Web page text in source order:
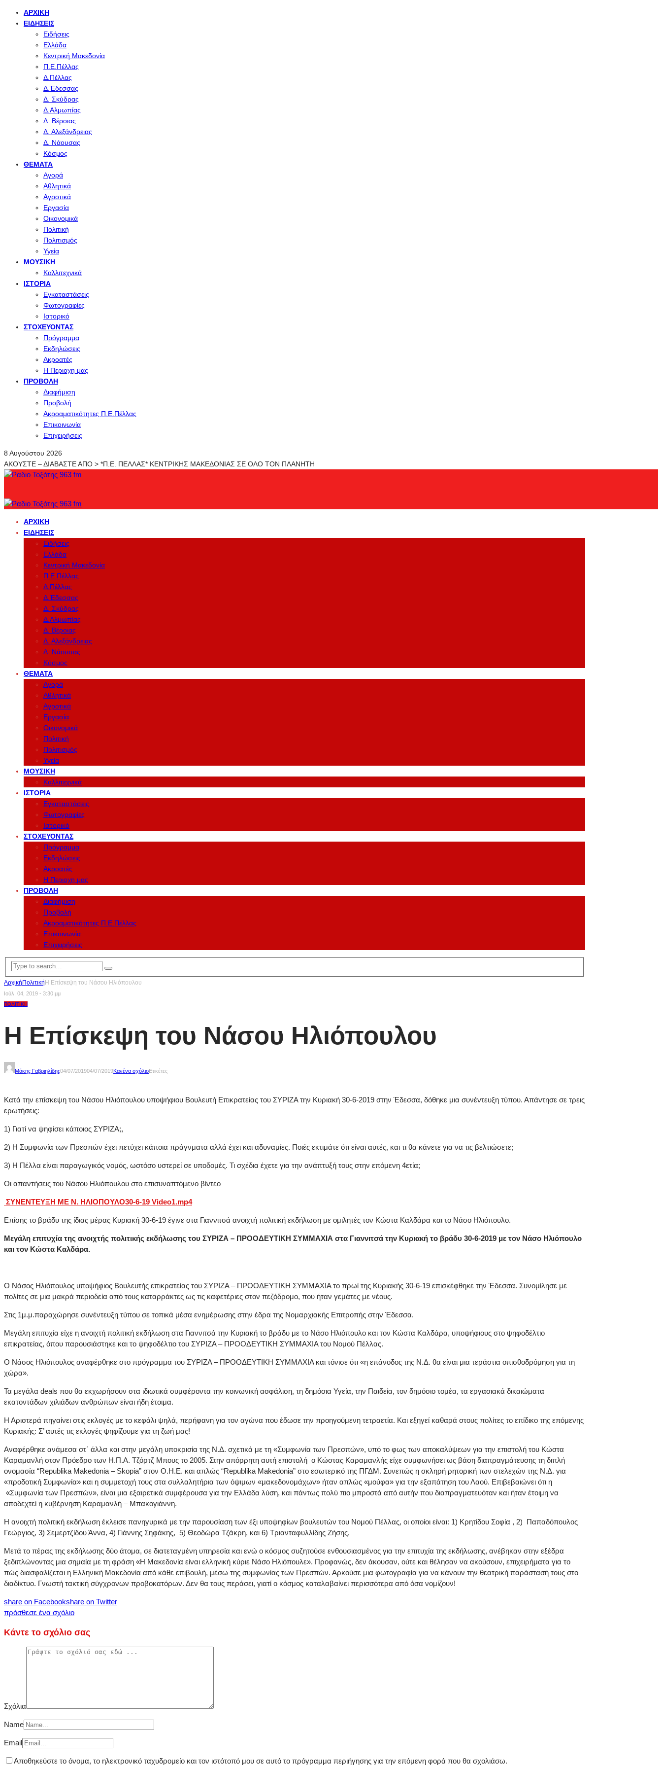
ΑΡΧΙΚΉ
ΕΙΔΉΣΕΙΣ
Ειδήσεις
Ελλάδα
Κεντρική Μακεδονία
Π.Ε.Πέλλας
Δ.Πέλλας
Δ.Έδεσσας
Δ. Σκύδρας
Δ.Αλμωπίας
Δ. Βέροιας
Δ. Αλεξάνδρειας
Δ. Νάουσας
Κόσμος
ΘΈΜΑΤΑ
Αγορά
Αθλητικά
Αγροτικά
Εργασία
Οικονομικά
Πολιτική
Πολιτισμός
Υγεία
ΜΟΥΣΙΚΉ
Καλλιτεχνικά
ΙΣΤΟΡΊΑ
Εγκαταστάσεις
Φωτογραφίες
Ιστορικό
ΣΤΟΧΕΎΟΝΤΑΣ
Πρόγραμμα
Εκδηλώσεις
Ακροατές
Η Περιοχη μας
ΠΡΟΒΟΛΉ
Διαφήμιση
Προβολή
Ακροαματικότητες Π.Ε.Πέλλας
Επικοινωνία
Επιχειρήσεις
8 Αυγούστου 2026
ΑΚΟΥΣΤΕ – ΔΙΑΒΑΣΤΕ ΑΠΟ > *Π.Ε. ΠΕΛΛΑΣ* ΚΕΝΤΡΙΚΗΣ ΜΑΚΕΔΟΝΙΑΣ ΣΕ ΟΛΟ ΤΟΝ ΠΛΑΝΗΤΗ
ΑΡΧΙΚΉ
ΕΙΔΉΣΕΙΣ
Ειδήσεις
Ελλάδα
Κεντρική Μακεδονία
Π.Ε.Πέλλας
Δ.Πέλλας
Δ.Έδεσσας
Δ. Σκύδρας
Δ.Αλμωπίας
Δ. Βέροιας
Δ. Αλεξάνδρειας
Δ. Νάουσας
Κόσμος
ΘΈΜΑΤΑ
Αγορά
Αθλητικά
Αγροτικά
Εργασία
Οικονομικά
Πολιτική
Πολιτισμός
Υγεία
ΜΟΥΣΙΚΉ
Καλλιτεχνικά
ΙΣΤΟΡΊΑ
Εγκαταστάσεις
Φωτογραφίες
Ιστορικό
ΣΤΟΧΕΎΟΝΤΑΣ
Πρόγραμμα
Εκδηλώσεις
Ακροατές
Η Περιοχη μας
ΠΡΟΒΟΛΉ
Διαφήμιση
Προβολή
Ακροαματικότητες Π.Ε.Πέλλας
Επικοινωνία
Επιχειρήσεις
ΑρχικήΠολιτικήΗ Επίσκεψη του Νάσου Ηλιόπουλου
Ιούλ. 04, 2019 - 3:30 μμ
ΠΟΛΙΤΙΚΉ
Η Επίσκεψη του Νάσου Ηλιόπουλου
Μάκης Γαβριηλίδης04/07/201904/07/2019Κανένα σχόλιοΕτικέτες
Κατά την επίσκεψη του Νάσου Ηλιόπουλου υποψήφιου Βουλευτή Επικρατείας του ΣΥΡΙΖΑ την Κυριακή 30-6-2019 στην Έδεσσα, δόθηκε μια συνέντευξη τύπου. Απάντησε σε τρεις
ερωτήσεις:
1) Γιατί να ψηφίσει κάποιος ΣΥΡΙΖΑ;,
2) Η Συμφωνία των Πρεσπών έχει πετύχει κάποια πράγνματα αλλά έχει και αδυναμίες. Ποιές εκτιμάτε ότι είναι αυτές, και τι θα κάνετε για να τις βελτιώσετε;
3) Η Πέλλα είναι παραγωγικός νομός, ωστόσο υστερεί σε υποδομές. Τι σχέδια έχετε για την ανάπτυξή τους στην επόμενη 4ετία;
Οι απαντήσεις του Νάσου Ηλιόπουλου στο επισυναπτόμενο βίντεο
ΣΥΝΕΝΤΕΥΞΗ ΜΕ Ν. ΗΛΙΟΠΟΥΛΟ30-6-19 Video1.mp4
Επίσης το βράδυ της ίδιας μέρας Κυριακή 30-6-19 έγινε στα Γιαννιτσά ανοιχτή πολιτική εκδήλωση με ομιλητές τον Κώστα Καλδάρα και το Νάσο Ηλιόπουλο.
Μεγάλη επιτυχία της ανοιχτής πολιτικής εκδήλωσης του ΣΥΡΙΖΑ – ΠΡΟΟΔΕΥΤΙΚΗ ΣΥΜΜΑΧΙΑ στα Γιαννιτσά την Κυριακή το βράδυ 30-6-2019 με τον Νάσο Ηλιόπουλο
και τον Κώστα Καλδάρα.
Ο Νάσος Ηλιόπουλος υποψήφιος Βουλευτής επικρατείας του ΣΥΡΙΖΑ – ΠΡΟΟΔΕΥΤΙΚΗ ΣΥΜΜΑΧΙΑ το πρωί της Κυριακής 30-6-19 επισκέφθηκε την Έδεσσα. Συνομίλησε με
πολίτες σε μια μακρά περιοδεία από τους καταρράκτες ως τις καφετέριες στον πεζόδρομο, που ήταν γεμάτες με νέους.
Στις 1μ.μ.παραχώρησε συνέντευξη τύπου σε τοπικά μέσα ενημέρωσης στην έδρα της Νομαρχιακής Επιτροπής στην Έδεσσα.
Μεγάλη επιτυχία είχε η ανοιχτή πολιτική εκδήλωση στα Γιαννιτσά την Κυριακή το βράδυ με το Νάσο Ηλιόπουλο και τον Κώστα Καλδάρα, υποψήφιους στο ψηφοδέλτιο
επικρατείας, όπου παρουσιάστηκε και το ψηφοδέλτιο του ΣΥΡΙΖΑ – ΠΡΟΟΔΕΥΤΙΚΗ ΣΥΜΜΑΧΙΑ του Νομού Πέλλας.
Ο Νάσος Ηλιόπουλος αναφέρθηκε στο πρόγραμμα του ΣΥΡΙΖΑ – ΠΡΟΟΔΕΥΤΙΚΗ ΣΥΜΜΑΧΙΑ και τόνισε ότι «η επάνοδος της Ν.Δ. θα είναι μια τεράστια οπισθοδρόμηση για τη
χώρα».
Τα μεγάλα deals που θα εκχωρήσουν στα ιδιωτικά συμφέροντα την κοινωνική ασφάλιση, τη δημόσια Υγεία, την Παιδεία, τον δημόσιο τομέα, τα εργασιακά δικαιώματα
εκατοντάδων χιλιάδων ανθρώπων είναι ήδη έτοιμα.
Η Αριστερά πηγαίνει στις εκλογές με το κεφάλι ψηλά, περήφανη για τον αγώνα που έδωσε την προηγούμενη τετραετία. Και εξηγεί καθαρά στους πολίτες το επίδικο της επόμενης
Κυριακής: Σ’ αυτές τις εκλογές ψηφίζουμε για τη ζωή μας!
Αναφέρθηκε ανάμεσα στ΄ άλλα και στην μεγάλη υποκρισία της Ν.Δ. σχετικά με τη «Συμφωνία των Πρεσπών», υπό το φως των αποκαλύψεων για την επιστολή του Κώστα
Καραμανλή στον Πρόεδρο των Η.Π.Α. Τζόρτζ Μπους το 2005. Στην απόρρητη αυτή επιστολή ο Κώστας Καραμανλής είχε συμφωνήσει ως βάση διαπραγμάτευσης τη διπλή
ονομασία “Republika Makedonia – Skopia” στον Ο.Η.Ε. και απλώς “Republika Makedonia” στο εσωτερικό της ΠΓΔΜ. Συνεπώς η σκληρή ρητορική των στελεχών της Ν.Δ. για
«προδοτική Συμφωνία» και η συμμετοχή τους στα συλλαλητήρια των όψιμων «μακεδονομάχων» ήταν απλώς «μούφα» για την εξαπάτηση του Λαού. Επιβεβαιώνει ότι η
«Συμφωνία των Πρεσπών», είναι μια εξαιρετικά συμφέρουσα για την Ελλάδα λύση, και πάντως πολύ πιο μπροστά από αυτήν που διαπραγματευόταν και ήταν έτοιμη να
αποδεχτεί η κυβέρνηση Καραμανλή – Μπακογιάννη.
Η ανοιχτή πολιτική εκδήλωση έκλεισε πανηγυρικά με την παρουσίαση των έξι υποψηφίων βουλευτών του Νομού Πέλλας, οι οποίοι είναι: 1) Κρητίδου Σοφία , 2) Παπαδόπουλος
Γεώργιος, 3) Σεμερτζίδου Άννα, 4) Γιάννης Σηφάκης, 5) Θεοδώρα Τζάκρη, και 6) Τριανταφυλλίδης Ζήσης,
Μετά το πέρας της εκδήλωσης δύο άτομα, σε διατεταγμένη υπηρεσία και ενώ ο κόσμος συζητούσε ενθουσιασμένος για την επιτυχία της εκδήλωσης, ανέβηκαν στην εξέδρα
ξεδιπλώνοντας μια σημαία με τη φράση «Η Μακεδονία είναι ελληνική κύριε Νάσο Ηλιόπουλε». Προφανώς, δεν άκουσαν, ούτε και θέλησαν να ακούσουν, επιχειρήματα για το
πώς διασφαλίζεται η Ελληνική Μακεδονία από κάθε επιβουλή, μέσω της συμφωνίας των Πρεσπών. Αρκούσε μια φωτογραφία για να κάνουν την θεατρική παράστασή τους στο
διαδίκτυο. Γνωστή τακτική σύγχρονων προβοκατόρων. Δεν θα τους περάσει, γιατί ο κόσμος καταλαβαίνει περισσότερα από όσα νομίζουν!
share on Facebookshare on Twitter
πρόσθεσε ένα σχόλιο
Κάντε το σχόλιο σας
Σχόλια
Name
Email
Αποθηκεύστε το όνομα, το ηλεκτρονικό ταχυδρομείο και τον ιστότοπό μου σε αυτό το πρόγραμμα περιήγησης για την επόμενη φορά που θα σχολιάσω.